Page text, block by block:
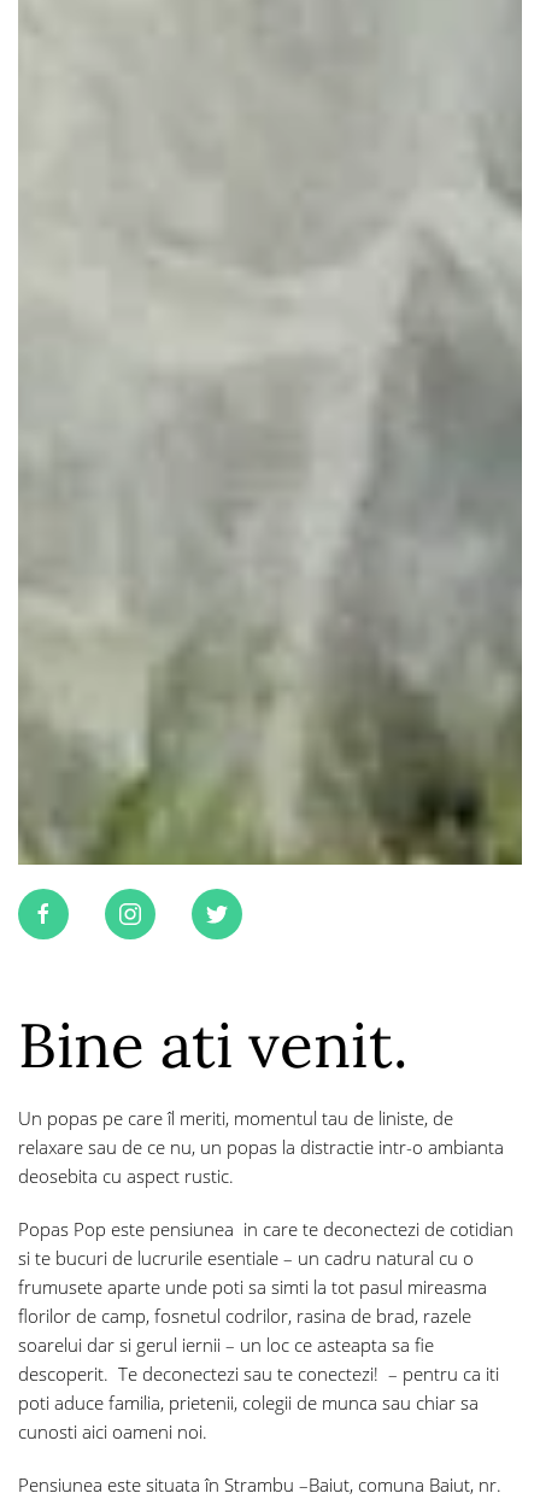
Bine ati venit.
Un popas pe care îl meriti, momentul tau de liniste, de
relaxare sau de ce nu, un popas la distractie intr-o ambianta
deosebita cu aspect rustic.
Popas Pop este pensiunea in care te deconectezi de cotidian
si te bucuri de lucrurile esentiale – un cadru natural cu o
frumusete aparte unde poti sa simti la tot pasul mireasma
florilor de camp, fosnetul codrilor, rasina de brad, razele
soarelui dar si gerul iernii – un loc ce asteapta sa fie
descoperit. Te deconectezi sau te conectezi! – pentru ca iti
poti aduce familia, prietenii, colegii de munca sau chiar sa
cunosti aici oameni noi.
Pensiunea este situata în Strambu –Baiut, comuna Baiut, nr.